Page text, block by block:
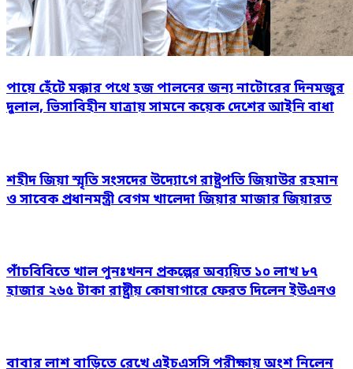
পায়ে হেঁটে মক্কার পথে হজ পালনের জন্য নাটোরের দিনমজুর
দুলাল, ভিসাবিহীন যাত্রায় সামনে কয়েক দেশের আইনি বাধা
শহীদ জিয়া স্মৃতি সংসদের উদ্যোগে রাষ্ট্রপতি জিয়াউর রহমান
ও সাবেক প্রধানমন্ত্রী বেগম খালেদা জিয়ার মাজার জিয়ারত
পাঁচবিবিতে খাল পুনঃখনন প্রকল্পের অব্যয়িত ১০ লাখ ৮৭
হাজার ২৬৫ টাকা রাষ্ট্রীয় কোষাগারে ফেরত দিলেন ইউএনও
বাবার লাশ বাড়িতে রেখে এইচএসসি পরীক্ষায় অংশ নিলেন